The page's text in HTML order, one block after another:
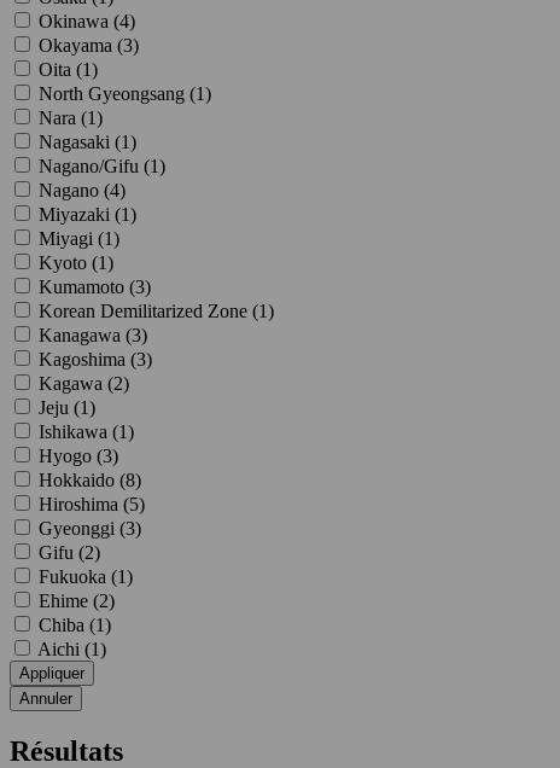
Okinawa (4)
Okayama (3)
Oita (1)
North Gyeongsang (1)
Nara (1)
Nagasaki (1)
Nagano/Gifu (1)
Nagano (4)
Miyazaki (1)
Miyagi (1)
Kyoto (1)
Kumamoto (3)
Korean Demilitarized Zone (1)
Kanagawa (3)
Kagoshima (3)
Kagawa (2)
Jeju (1)
Ishikawa (1)
Hyogo (3)
Hokkaido (8)
Hiroshima (5)
Gyeonggi (3)
Gifu (2)
Fukuoka (1)
Ehime (2)
Chiba (1)
Aichi (1)
Appliquer
Annuler
Résultats